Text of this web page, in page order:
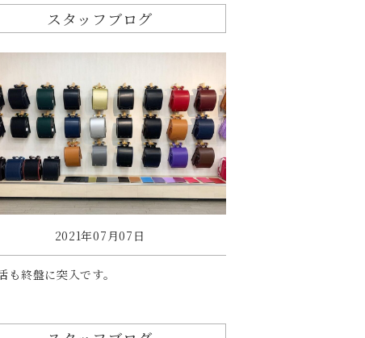
スタッフブログ
2021年07月07日
も終盤に突入です。